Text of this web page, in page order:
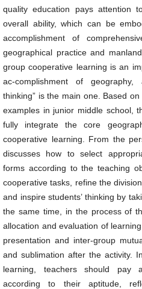
quality education pays attention
overall ability, which can be
accomplishment of
geographical practice and
group cooperative learning is an
ac-complishment of geography,
thinking” is the main one. Based
examples in junior middle school,
fully integrate the core
cooperative learning. From the
discusses how to select
forms according to the teaching
cooperative tasks, refine the
and inspire students’ thinking by
the same time, in the process of
allocation and evaluation of
presentation and inter-group
and sublimation after the activity.
learning, teachers should pay
according to their aptitude,